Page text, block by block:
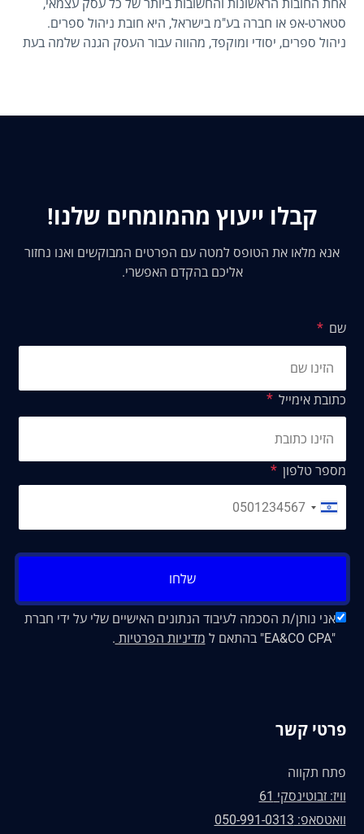
אחת החובות הראשונות והחשובות ביותר של כל עסק עצמאי,
סטארט-אפ או חברה בע"מ בישראל, היא חובת ניהול ספרים.
ניהול ספרים, יסודי ומוקפד, מהווה עבור העסק הגנה שלמה בעת
קבלו ייעוץ מהמומחים שלנו!
אנא מלאו את הטופס למטה עם הפרטים המבוקשים ואנו נחזור
אליכם בהקדם האפשרי.
שם
כתובת אימייל
מספר טלפון
שלחו
אני נותן/ת הסכמה לעיבוד הנתונים האישיים שלי על ידי חברת
"EA&CO CPA" בהתאם ל
מדיניות הפרטיות .
פרטי קשר
פתח תקווה
וויז: זבוטינסקי 61
וואטסאפ: 050-991-0313